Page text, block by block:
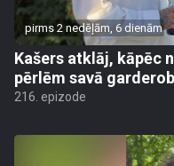
pirms 2 nedēļām, 6 dienām
Kašers atklāj, kāpēc
pērlēm savā
216. epizode